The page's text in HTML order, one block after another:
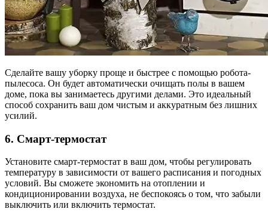
Сделайте вашу уборку проще и быстрее с помощью робота-
пылесоса. Он будет автоматически очищать полы в вашем
доме, пока вы занимаетесь другими делами. Это идеальный
способ сохранить ваш дом чистым и аккуратным без лишних
усилий.
6. Смарт-термостат
Установите смарт-термостат в ваш дом, чтобы регулировать
температуру в зависимости от вашего расписания и погодных
условий. Вы сможете экономить на отоплении и
кондиционировании воздуха, не беспокоясь о том, что забыли
выключить или включить термостат.